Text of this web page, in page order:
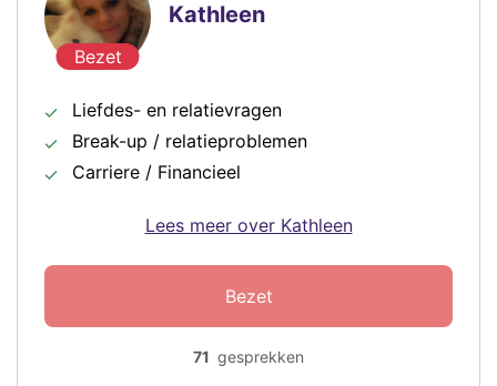
Bezet
Kathleen
Liefdes- en relatievragen
Break-up / relatieproblemen
Carriere / Financieel
71 gesprekken
Bezet
Lees meer over Kathleen